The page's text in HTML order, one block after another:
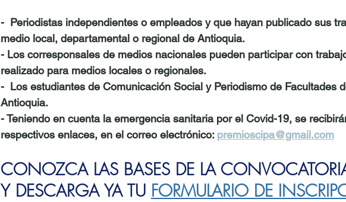
-  Periodistas independientes o empleados y que hayan publicado sus
medio local, departamental o regional de Antioquia.
- Los corresponsales de medios nacionales pueden participar con
realizado para medios locales o regionales.
-  Los estudiantes de Comunicación Social y Periodismo de Facultades
Antioquia.
- Teniendo en cuenta la emergencia sanitaria por el Covid-19, se
respectivos enlaces, en el correo electrónico: premioscipa@gmail.com
CONOZCA LAS BASES DE LA
Y DESCARGA YA TU FORMULARIO DE